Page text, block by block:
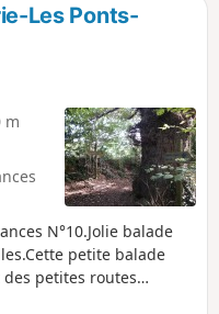
Les Ponts-
m
N°10.Jolie balade
petite balade
petites routes